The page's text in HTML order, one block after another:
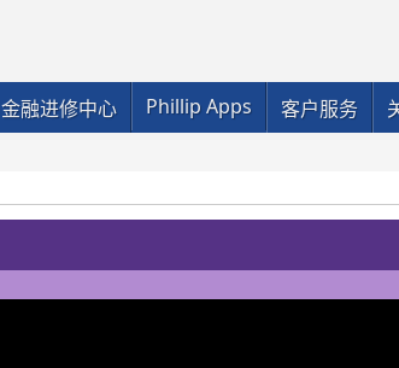
金融进修中心 Phillip Apps 客户服务